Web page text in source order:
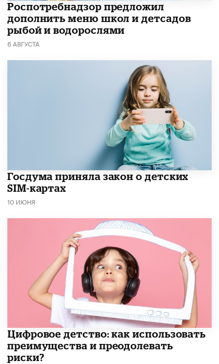
Роспотребнадзор предложил
дополнить меню школ и детсадов
рыбой и водорослями
6 АВГУСТА
Госдума приняла закон о детских
SIM-картах
10 ИЮНЯ
​Цифровое детство: как использовать
преимущества и преодолевать
риски?